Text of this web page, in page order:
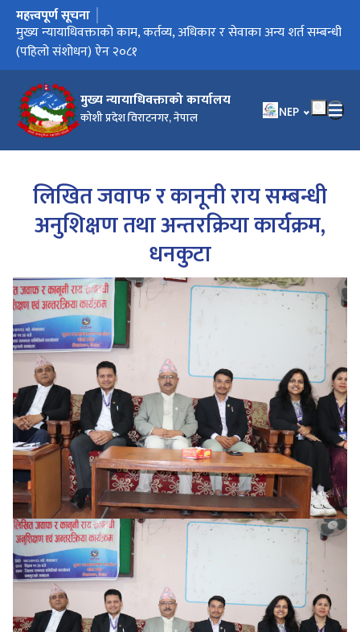
मुख्य न्यायाधिवक्ताको कार्यालय
कोशी प्रदेश विराटनगर, नेपाल भाषा चयन गर्नुहोस्
NEP
मुख्य नेभिगेसनमा जानुहोस्
महत्त्वपूर्ण सूचना
सूची दर्ता गर्ने सम्बन्धी सूचना
कर्मचारी सरुवा व्यवस्थापन प्रणाली सम्बन्धी जरुरी सूचना
मुख्य न्यायाधिवक्ताको काम, कर्तव्य, अधिकार र सेवाका अन्य शर्त सम्बन्धी
(पहिलो संशोधन) ऐन २०८१
लिखित जवाफ र कानूनी राय सम्बन्धी
अनुशिक्षण तथा अन्तरक्रिया कार्यक्रम,
धनकुटा